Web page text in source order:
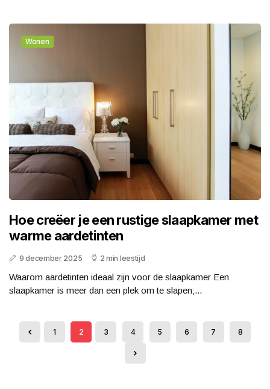
Wonen
Hoe creëer je een rustige slaapkamer met
warme aardetinten
9 december 2025 2 min leestijd
Waarom aardetinten ideaal zijn voor de slaapkamer Een
slaapkamer is meer dan een plek om te slapen;...
1 2 3 4 5 6 7 8